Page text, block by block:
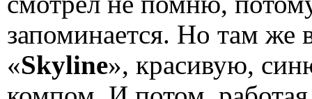
запоминается. Но там же
«Skyline», красивую,